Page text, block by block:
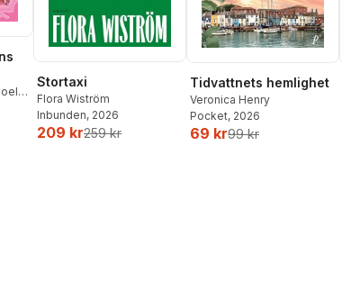
Stortaxi
Flora Wiström
Inbunden, 2026
209 kr259 kr
Tidvattnets hemlighet
Veronica Henry
Pocket, 2026
69 kr99 kr